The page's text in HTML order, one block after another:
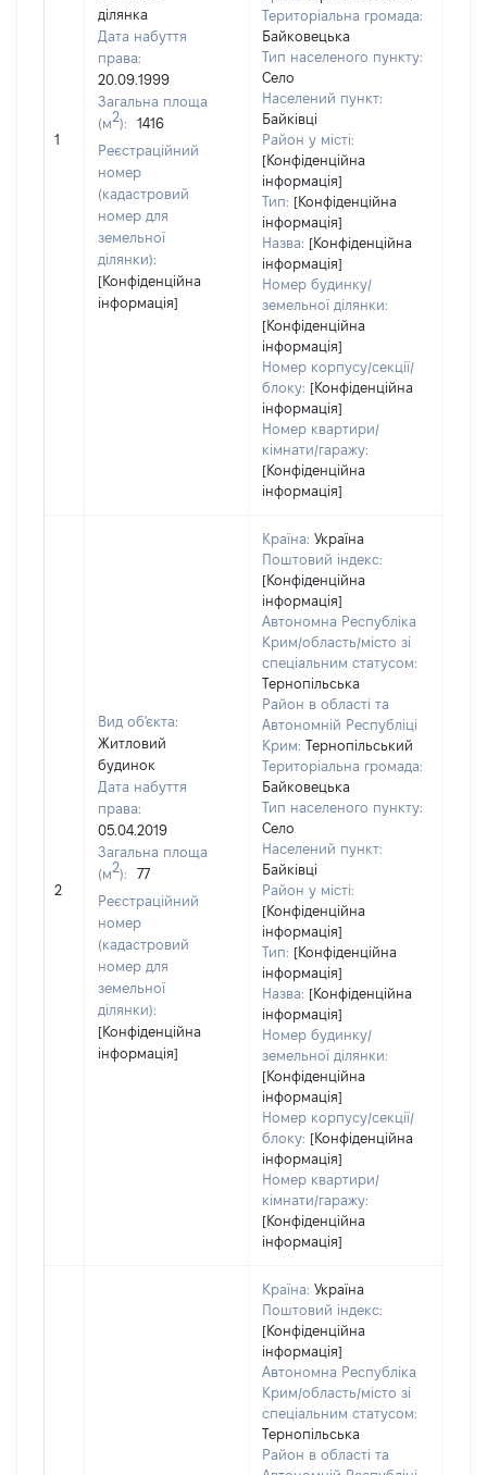
1
ділянка
Дата набуття
права:
20.09.1999
Загальна площа
(м2):
1416
Реєстраційний
номер
(кадастровий
номер для
земельної
ділянки):
[Конфіденційна
інформація]
Територіальна громада:
Байковецька
Тип населеного пункту:
Село
Населений пункт:
Байківці
Район у місті:
[Конфіденційна
інформація]
Тип: [Конфіденційна
інформація]
Назва: [Конфіденційна
інформація]
Номер будинку/
земельної ділянки:
[Конфіденційна
інформація]
Номер корпусу/секції/
блоку: [Конфіденційна
інформація]
Номер квартири/
кімнати/гаражу:
[Конфіденційна
інформація]
2
Вид об'єкта:
Житловий
будинок
Дата набуття
права:
05.04.2019
Загальна площа
(м2):
77
Реєстраційний
номер
(кадастровий
номер для
земельної
ділянки):
[Конфіденційна
інформація]
Країна: Україна
Поштовий індекс:
[Конфіденційна
інформація]
Автономна Республіка
Крим/область/місто зі
спеціальним статусом:
Тернопільська
Район в області та
Автономній Республіці
Крим: Тернопільський
Територіальна громада:
Байковецька
Тип населеного пункту:
Село
Населений пункт:
Байківці
Район у місті:
[Конфіденційна
інформація]
Тип: [Конфіденційна
інформація]
Назва: [Конфіденційна
інформація]
Номер будинку/
земельної ділянки:
[Конфіденційна
інформація]
Номер корпусу/секції/
блоку: [Конфіденційна
інформація]
Номер квартири/
кімнати/гаражу:
[Конфіденційна
інформація]
Країна: Україна
Поштовий індекс:
[Конфіденційна
інформація]
Автономна Республіка
Крим/область/місто зі
спеціальним статусом:
Тернопільська
Район в області та